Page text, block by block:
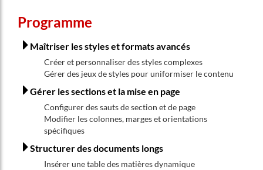
Programme
Maîtriser les styles et formats avancés
Créer et personnaliser des styles complexes
Gérer des jeux de styles pour uniformiser le contenu
Gérer les sections et la mise en page
Configurer des sauts de section et de page
Modifier les colonnes, marges et orientations
spécifiques
Structurer des documents longs
Insérer une table des matières dynamique